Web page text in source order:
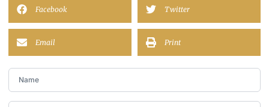
Facebook Twitter
Email Print